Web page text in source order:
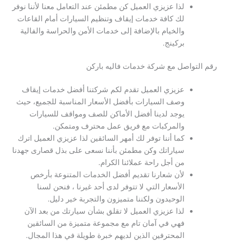
لذا عزيزي العميل كن مطمئن عند التعامل معنا لأننا نوفر
لك كافة خدمات إيقاف وتنظيم السيارات أمام القاعات
والخيام بالإضافة إلى خدمات الأمن والحراسة والفالية
بركينج.
رقم التواصل مع شركة خدمات فاليه باركن
عزيزي العميل تقدم لكم شركتنا أفضل خدمات إيقاف
وصف السيارات بأفضل الأسعار المناسبة للجميع، حيث
يوجد لدينا أفضل الأماكن للصف ومواقف للسيارات
والمركبات مع فريق عمل محترف ومتمكن.
كما أننا توفر لك أمهر السائقين لذا عزيزي العميل اترك
سياراتك وكن مطمئن بأننا نسعى على بذل قصارى جهدنا
من أجل راحة عملائنا الكرام.
لأن شعارنا تقديم أفضل الخدمات المتنوعة بأرخص
الأسعار التي لا تتوفر لدى أحد غيرنا ، فنحن لسنا
الوحيدون ولكننا متميزون والتجربة خير دليل.
لذا عزيزي العميل لا تقلق بشأن سيارتك من بعد الآن
فهي في آمان تام مع مجموعة متميزة من السائقين
المحترفين الذين لديهم خبرة طويلة في هذا المجال.